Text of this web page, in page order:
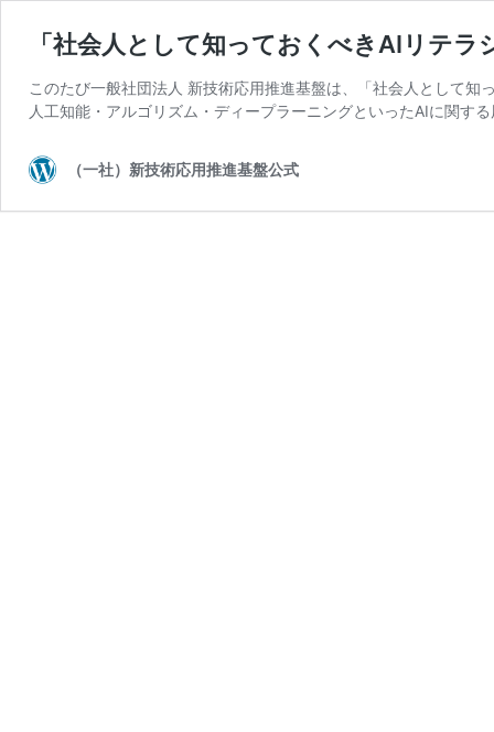
「社会人として知っておくべきAIリテラ
このたび一般社団法人 新技術応用推進基盤は、「社会人として
人工知能・アルゴリズム・ディープラーニングといったAIに関す
（一社）新技術応用推進基盤公式